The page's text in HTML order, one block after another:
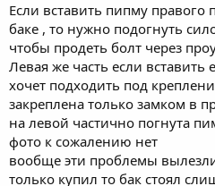
Если вставить пипму правого
баке , то нужно подогнуть
чтобы продеть болт через
Левая же часть если
хочет подходить под
закреплена только замком в
на левой частично погнута
фото к сожалению нет
вообще эти проблемы
только купил то бак стоял